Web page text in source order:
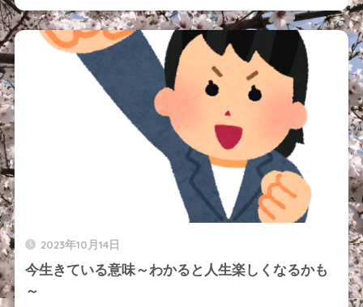
2023年10月14日
今生きている意味～わかると人生楽しくなるかも
～